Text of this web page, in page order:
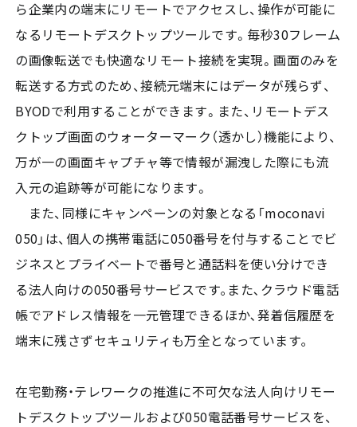
ら企業内の端末にリモートでアクセスし、操作が可能に
なるリモートデスクトップツールです。毎秒30フレーム
の画像転送でも快適なリモート接続を実現。画面のみを
転送する方式のため、接続元端末にはデータが残らず、
BYODで利用することができます。また、リモートデス
クトップ画面のウォーターマーク（透かし）機能により、
万が一の画面キャプチャ等で情報が漏洩した際にも流
入元の追跡等が可能になります。
また、同様にキャンペーンの対象となる「moconavi
050」は、個人の携帯電話に050番号を付与することでビ
ジネスとプライベートで番号と通話料を使い分けでき
る法人向けの050番号サービスです｡また､クラウド電話
帳でアドレス情報を一元管理できるほか､発着信履歴を
端末に残さずセキュリティも万全となっています｡
在宅勤務・テレワークの推進に不可欠な法人向けリモー
トデスクトップツールおよび050電話番号サービスを、